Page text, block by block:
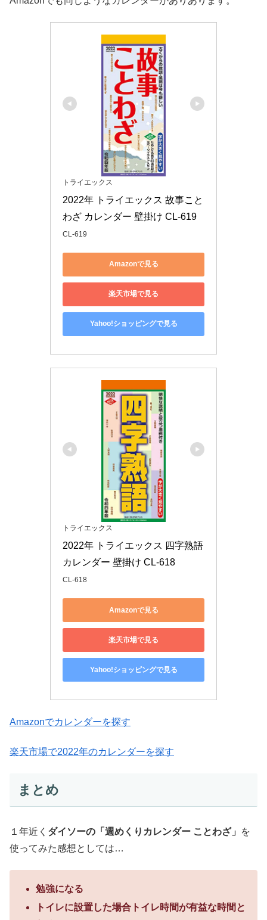
トライエックス
2022年 トライエックス 故事こと
わざ カレンダー 壁掛け CL-619
CL-619
Amazonで見る
楽天市場で見る
Yahoo!ショッピングで見る
トライエックス
2022年 トライエックス 四字熟語
カレンダー 壁掛け CL-618
CL-618
Amazonで見る
楽天市場で見る
Yahoo!ショッピングで見る
Amazonでカレンダーを探す
楽天市場で2022年のカレンダーを探す
まとめ
１年近く ダイソーの「週めくりカレンダー ことわざ」
を
使ってみた感想としては…
勉強になる
トイレに設置した場合トイレ時間が有益な時間と